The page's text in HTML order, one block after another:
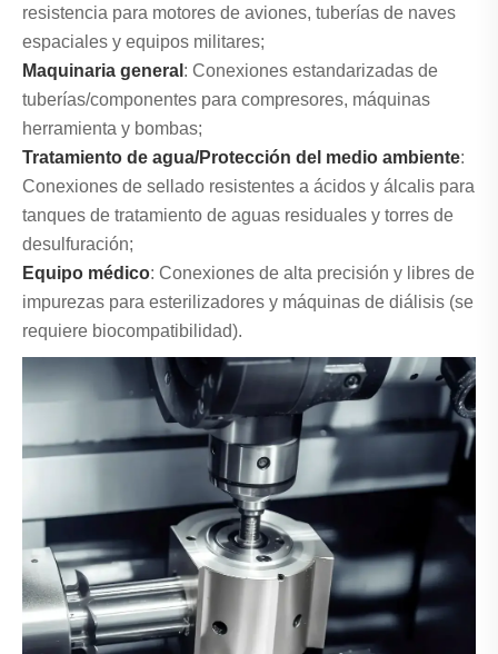
resistencia para motores de aviones, tuberías de naves
espaciales y equipos militares;
Maquinaria general : Conexiones estandarizadas de
tuberías/componentes para compresores, máquinas
herramienta y bombas;
Tratamiento de agua/Protección del medio ambiente:
Conexiones de sellado resistentes a ácidos y álcalis para
tanques de tratamiento de aguas residuales y torres de
desulfuración;
Equipo médico: Conexiones de alta precisión y libres de
impurezas para esterilizadores y máquinas de diálisis (se
requiere biocompatibilidad).